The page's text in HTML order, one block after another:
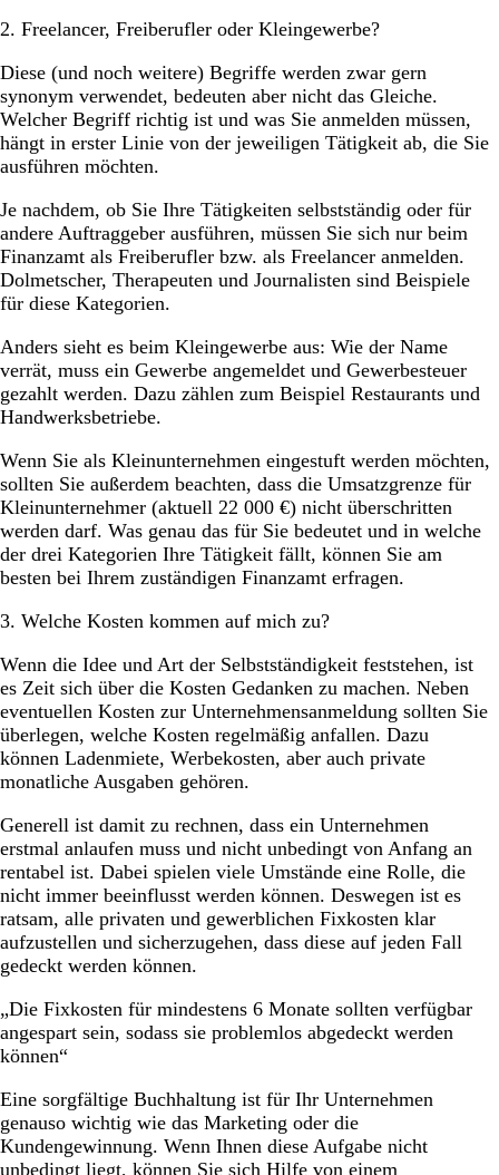
2. Freelancer, Freiberufler oder Kleingewerbe?
Diese (und noch weitere) Begriffe werden zwar gern
synonym verwendet, bedeuten aber nicht das Gleiche.
Welcher Begriff richtig ist und was Sie anmelden müssen,
hängt in erster Linie von der jeweiligen Tätigkeit ab, die Sie
ausführen möchten.
Je nachdem, ob Sie Ihre Tätigkeiten selbstständig oder für
andere Auftraggeber ausführen, müssen Sie sich nur beim
Finanzamt als Freiberufler bzw. als Freelancer anmelden.
Dolmetscher, Therapeuten und Journalisten sind Beispiele
für diese Kategorien.
Anders sieht es beim Kleingewerbe aus: Wie der Name
verrät, muss ein Gewerbe angemeldet und Gewerbesteuer
gezahlt werden. Dazu zählen zum Beispiel Restaurants und
Handwerksbetriebe.
Wenn Sie als Kleinunternehmen eingestuft werden möchten,
sollten Sie außerdem beachten, dass die Umsatzgrenze für
Kleinunternehmer (aktuell 22 000 €) nicht überschritten
werden darf. Was genau das für Sie bedeutet und in welche
der drei Kategorien Ihre Tätigkeit fällt, können Sie am
besten bei Ihrem zuständigen Finanzamt erfragen.
3. Welche Kosten kommen auf mich zu?
Wenn die Idee und Art der Selbstständigkeit feststehen, ist
es Zeit sich über die Kosten Gedanken zu machen. Neben
eventuellen Kosten zur Unternehmensanmeldung sollten Sie
überlegen, welche Kosten regelmäßig anfallen. Dazu
können Ladenmiete, Werbekosten, aber auch private
monatliche Ausgaben gehören.
Generell ist damit zu rechnen, dass ein Unternehmen
erstmal anlaufen muss und nicht unbedingt von Anfang an
rentabel ist. Dabei spielen viele Umstände eine Rolle, die
nicht immer beeinflusst werden können. Deswegen ist es
ratsam, alle privaten und gewerblichen Fixkosten klar
aufzustellen und sicherzugehen, dass diese auf jeden Fall
gedeckt werden können.
„Die Fixkosten für mindestens 6 Monate sollten verfügbar
angespart sein, sodass sie problemlos abgedeckt werden
können“
Eine sorgfältige Buchhaltung ist für Ihr Unternehmen
genauso wichtig wie das Marketing oder die
Kundengewinnung. Wenn Ihnen diese Aufgabe nicht
unbedingt liegt, können Sie sich Hilfe von einem